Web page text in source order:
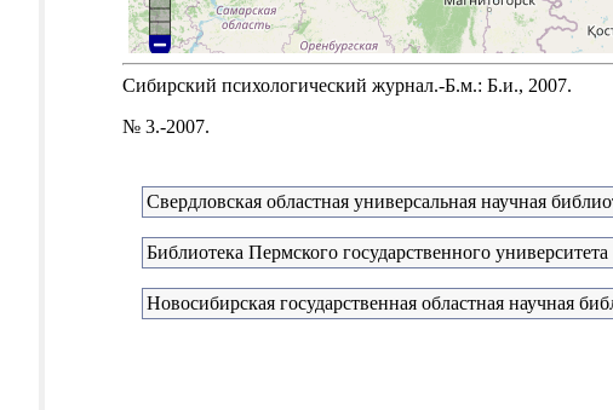
Сибирский психологический журнал.-Б.м.: Б.и., 2007.
№ 3.-2007.
Свердловская областная универсальная научная
Библиотека Пермского государственного университета
Новосибирская государственная областная научная